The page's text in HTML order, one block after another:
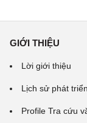
GIỚI THIỆU
Lời giới thiệu
Lịch sử phát triển
Profile Tra cứu